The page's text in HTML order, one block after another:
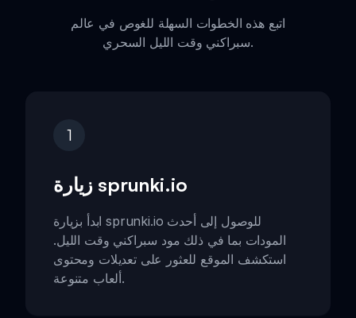
اتبع هذه الخطوات السهلة للغوص في عالم
سبراكني وقت الليل السحري.
1
زيارة sprunki.io
ابدأ بزيارة sprunki.io للوصول إلى أحدث
المودات بما في ذلك مود سبراكني وقت الليل.
استكشف الموقع للعثور على تعديلات ومحتوى
ألعاب متنوعة.